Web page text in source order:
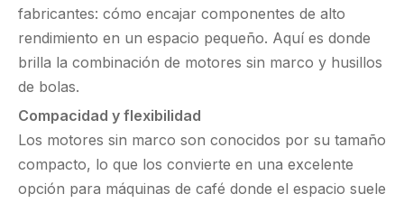
fabricantes: cómo encajar componentes de alto
rendimiento en un espacio pequeño. Aquí es donde
brilla la combinación de motores sin marco y husillos
de bolas.
Compacidad y flexibilidad
Los motores sin marco son conocidos por su tamaño
compacto, lo que los convierte en una excelente
opción para máquinas de café donde el espacio suele